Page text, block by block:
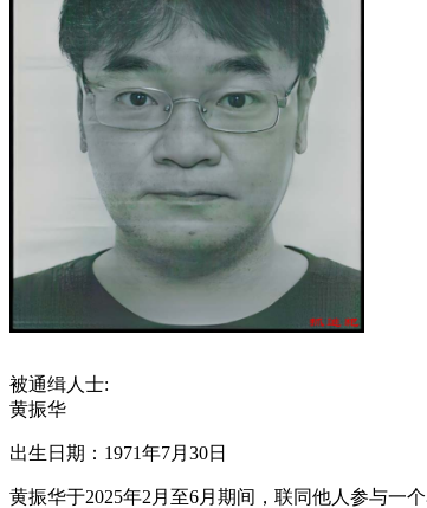
被通缉人士:
黄振华
出生日期：1971年7月30日
黄振华于2025年2月至6月期间，联同他人参与一